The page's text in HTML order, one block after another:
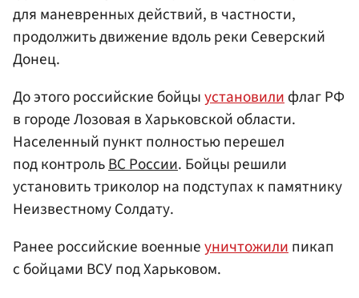
для маневренных действий, в частности,
продолжить движение вдоль реки Северский
Донец.
До этого российские бойцыустановилифлаг РФ
в городе Лозовая в Харьковской области.
Населенный пункт полностью перешел
под контрольВС России. Бойцы решили
установить триколор на подступах к памятнику
Неизвестному Солдату.
Ранее российские военныеуничтожилипикап
с бойцами ВСУ под Харьковом.